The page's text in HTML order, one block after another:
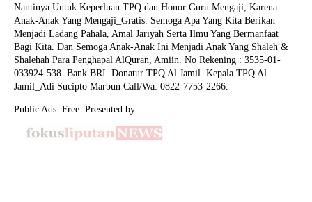
Nantinya Untuk Keperluan TPQ dan Honor Guru Mengaji, Karena
Anak-Anak Yang Mengaji_Gratis. Semoga Apa Yang Kita Berikan
Menjadi Ladang Pahala, Amal Jariyah Serta Ilmu Yang Bermanfaat
Bagi Kita. Dan Semoga Anak-Anak Ini Menjadi Anak Yang Shaleh &
Shalehah Para Penghapal AlQuran, Amiin. No Rekening : 3535-01-
033924-538. Bank BRI. Donatur TPQ Al Jamil. Kepala TPQ Al
Jamil_Adi Sucipto Marbun Call/Wa: 0822-7753-2266.
Public Ads. Free. Presented by :